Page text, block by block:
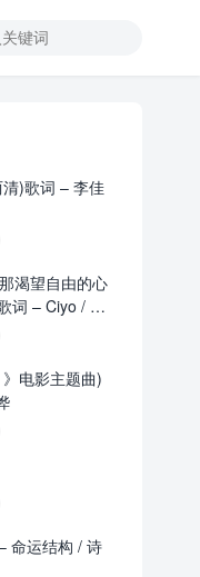
)歌词 – 李佳
渴望自由的心
词 – Ciyo / 见
电影主题曲)
命运结构 / 诗